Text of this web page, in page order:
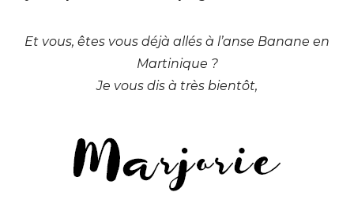
Et vous, êtes vous déjà allés à l’anse Banane en
Martinique ?
Je vous dis à très bientôt,